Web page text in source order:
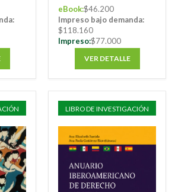
eBook:$46.200
Impreso bajo demanda:
$118.160
Impreso:$77.000
VER DETALLE
LIBRO DE INVESTIGACIÓN